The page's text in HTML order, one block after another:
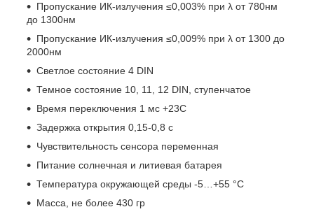
Пропускание ИК-излучения ≤0,003% при λ от 780нм
до 1300нм
Пропускание ИК-излучения ≤0,009% при λ от 1300 до
2000нм
Светлое состояние 4 DIN
Темное состояние 10, 11, 12 DIN, ступенчатое
Время переключения 1 мс +23С
Задержка открытия 0,15-0,8 с
Чувствительность сенсора переменная
Питание солнечная и литиевая батарея
Температура окружающей среды -5…+55 °С
Масса, не более 430 гр